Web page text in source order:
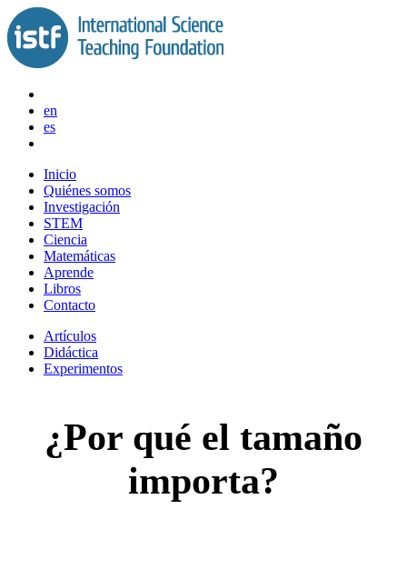
Saltar
al
contenido
en
es
Inicio
Quiénes somos
Investigación
STEM
Ciencia
Matemáticas
Aprende
Libros
Contacto
Artículos
Didáctica
Experimentos
¿Por qué el tamaño
importa?